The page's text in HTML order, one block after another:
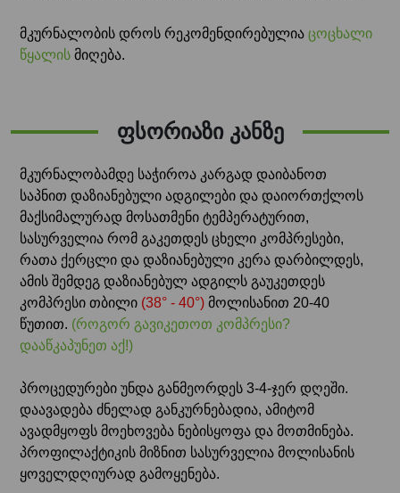
მკურნალობის დროს რეკომენდირებულია ცოცხალი
წყალის მიღება.
ფსორიაზი კანზე
მკურნალობამდე საჭიროა კარგად დაიბანოთ
საპნით დაზიანებული ადგილები და დაიორთქლოს
მაქსიმალურად მოსათმენი ტემპერატურით,
სასურველია რომ გაკეთდეს ცხელი კომპრესები,
რათა ქერცლი და დაზიანებული კერა დარბილდეს,
ამის შემდეგ დაზიანებულ ადგილს გაუკეთდეს
კომპრესი თბილი (38° - 40°) მოლისანით 20-40
წუთით. (როგორ გავიკეთოთ კომპრესი?
დააწკაპუნეთ აქ!)
პროცედურები უნდა განმეორდეს 3-4-ჯერ დღეში.
დაავადება ძნელად განკურნებადია, ამიტომ
ავადმყოფს მოეხოვება ნებისყოფა და მოთმინება.
პროფილაქტიკის მიზნით სასურველია მოლისანის
ყოველდღიურად გამოყენება.